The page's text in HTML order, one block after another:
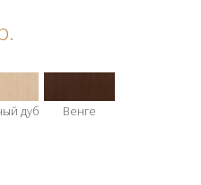
дуб Венге